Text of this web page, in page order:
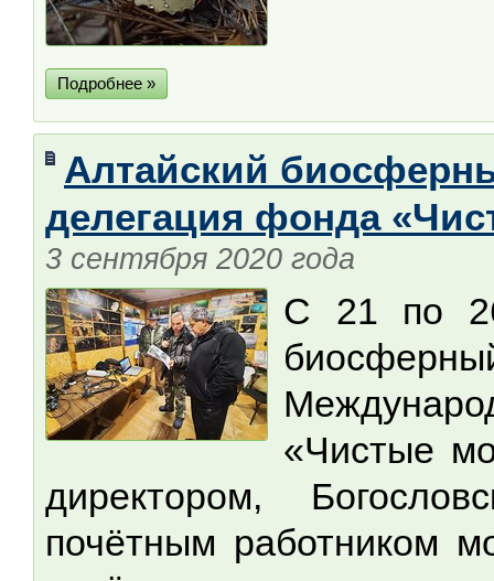
Подробнее »
Алтайский
делегация фонда
3 сентября 2020 года
С 21 по 26
«Чистые
директором,
почётным работником